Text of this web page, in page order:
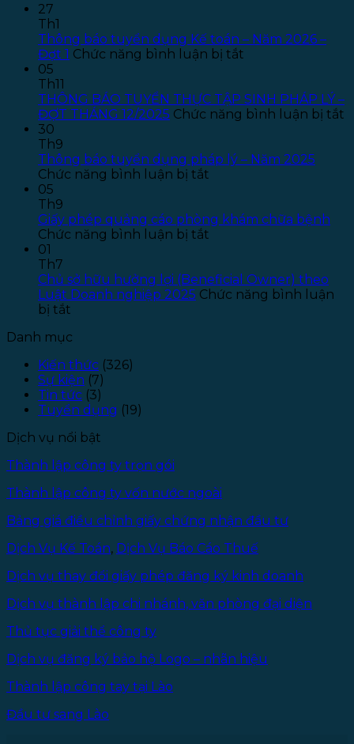
27
Th1
Thông báo tuyển dụng Kế toán – Năm 2026 –
Đợt 1 Chức năng bình luận bị tắt
tuyển
dụng
–
Đợt
05
Th11
THÔNG BÁO TUYỂN THỰC TẬP SINH PHÁP LÝ –
ĐỢT THÁNG 12/2025 Chức năng bình luận bị tắt
30
Th9
Thông báo tuyển dụng pháp lý – Năm 2025
Chức năng bình luận bị tắt
tuyển
–
Năm
05
Th9
Giấy phép quảng cáo phòng khám chữa bệnh
Chức năng bình luận bị tắt
quảng
cáo
01
Th7
Chủ sở hữu hưởng lợi (Beneficial Owner) theo
Luật Doanh nghiệp 2025 Chức năng bình luận
bị tắt
sở
hưởng
lợi
(Beneficial
Owner)
theo
Luật
Doanh
nghiệp
2025
Danh mục
Kiến thức (326)
Sự kiện (7)
Tin tức (3)
Tuyển dụng (19)
Dịch vụ nổi bật
Thành lập công ty trọn gói
Thành lập công ty vốn nước ngoài
Bảng giá điều chỉnh giấy chứng nhận đầu tư
Dịch Vụ Kế Toán, Dịch Vụ Báo Cáo Thuế
Dịch vụ thay đổi giấy phép đăng ký kinh doanh
Dịch vụ thành lập chi nhánh, văn phòng đại diện
Thủ tục giải thể công ty
Dịch vụ đăng ký bảo hộ Logo – nhãn hiệu
Thành lập công tay tại Lào
Đầu tư sang Lào